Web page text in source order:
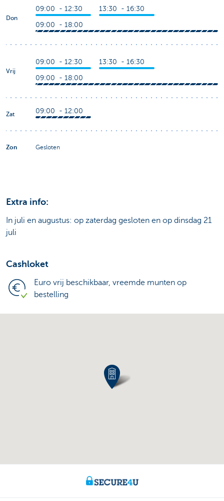
Don
09:00 - 12:30 13:30 - 16:30
09:00 - 18:00
Vrij
09:00 - 12:30 13:30 - 16:30
09:00 - 18:00
Zat 09:00 - 12:00
Zon Gesloten
Extra info:
In juli en augustus: op zaterdag gesloten en op dinsdag 21
juli
Cashloket
Euro vrij beschikbaar, vreemde munten op
bestelling